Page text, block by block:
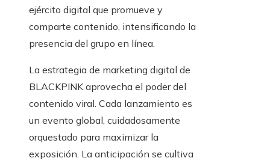
ejército digital que promueve y
comparte contenido, intensificando la
presencia del grupo en línea.
La estrategia de marketing digital de
BLACKPINK aprovecha el poder del
contenido viral. Cada lanzamiento es
un evento global, cuidadosamente
orquestado para maximizar la
exposición. La anticipación se cultiva